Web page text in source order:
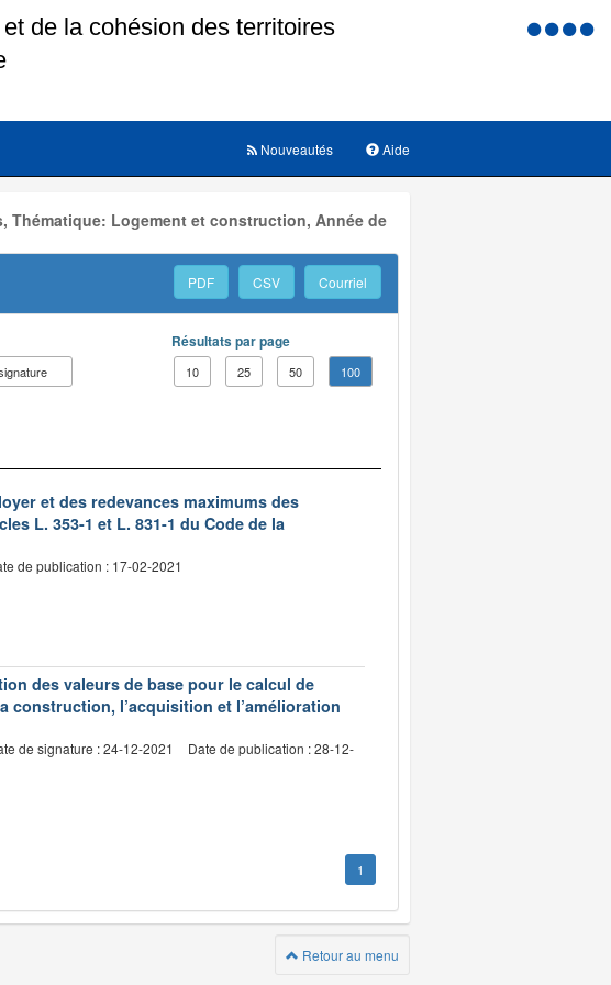
Menu
Aide
Nouveautés
Thématique: Logement et construction, Année de
PDF CSV Courriel
Résultats par page
10 25 50 100
et des redevances maximums des
L. 353-1 et L. 831-1 du Code de la
de publication : 17-02-2021
des valeurs de base pour le calcul de
construction, l’acquisition et l’amélioration
de signature : 24-12-2021
Date de publication : 28-12-
1
Retour au menu